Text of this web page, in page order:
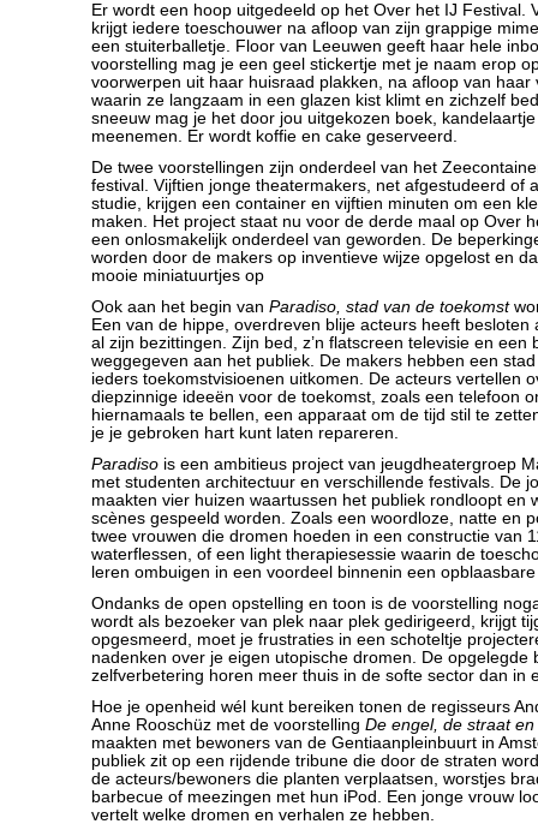
Er wordt een hoop uitgedeeld op het Over het IJ Festival.
krijgt iedere toeschouwer na afloop van zijn grappige
een stuiterballetje. Floor van Leeuwen geeft haar hele
voorstelling mag je een geel stickertje met je naam erop
voorwerpen uit haar huisraad plakken, na afloop van
waarin ze langzaam in een glazen kist klimt en zichzelf
sneeuw mag je het door jou uitgekozen boek,
meenemen. Er wordt koffie en cake geserveerd.
De twee voorstellingen zijn onderdeel van het
festival. Vijftien jonge theatermakers, net afgestudeerd of
studie, krijgen een container en vijftien minuten om een
maken. Het project staat nu voor de derde maal op Over
een onlosmakelijk onderdeel van geworden. De
worden door de makers op inventieve wijze opgelost en
mooie miniatuurtjes op
Ook aan het begin van Paradiso, stad van de toekomst
Een van de hippe, overdreven blije acteurs heeft besloten
al zijn bezittingen. Zijn bed, z’n flatscreen televisie en een
weggegeven aan het publiek. De makers hebben een
ieders toekomstvisioenen uitkomen. De acteurs vertellen
diepzinnige ideeën voor de toekomst, zoals een telefoon
hiernamaals te bellen, een apparaat om de tijd stil te
je je gebroken hart kunt laten repareren.
Paradiso is een ambitieus project van jeugdheatergroep
met studenten architectuur en verschillende festivals. De
maakten vier huizen waartussen het publiek rondloopt en
scènes gespeeld worden. Zoals een woordloze, natte en
twee vrouwen die dromen hoeden in een constructie van
waterflessen, of een light therapiesessie waarin de
leren ombuigen in een voordeel binnenin een
Ondanks de open opstelling en toon is de voorstelling
wordt als bezoeker van plek naar plek gedirigeerd, krijgt
opgesmeerd, moet je frustraties in een schoteltje
nadenken over je eigen utopische dromen. De opgelegde
zelfverbetering horen meer thuis in de softe sector dan in
Hoe je openheid wél kunt bereiken tonen de regisseurs
Anne Rooschüz met de voorstelling De engel, de straat
maakten met bewoners van de Gentiaanpleinbuurt in
publiek zit op een rijdende tribune die door de straten
de acteurs/bewoners die planten verplaatsen, worstjes
barbecue of meezingen met hun iPod. Een jonge vrouw
vertelt welke dromen en verhalen ze hebben.